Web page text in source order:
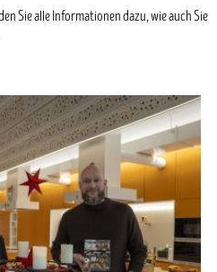
Sie alle Informationen dazu, wie auch Sie